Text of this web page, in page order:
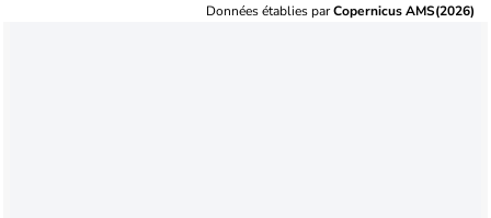
Données établies parCopernicus AMS(2026)